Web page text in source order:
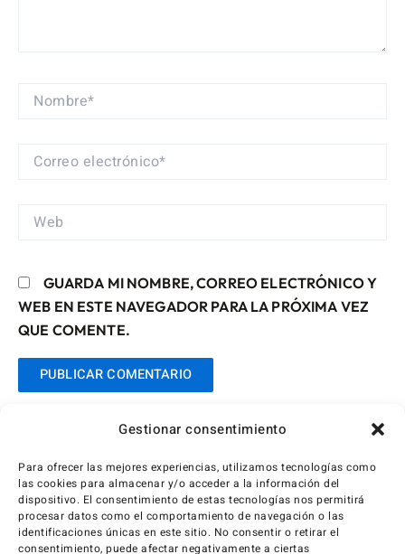
Gestionar consentimiento
Para ofrecer las mejores experiencias, utilizamos tecnologías como
las cookies para almacenar y/o acceder a la información del
dispositivo. El consentimiento de estas tecnologías nos permitirá
procesar datos como el comportamiento de navegación o las
identificaciones únicas en este sitio. No consentir o retirar el
consentimiento, puede afectar negativamente a ciertas
NOMBRE*
CORREO
WEB
GUARDA MI NOMBRE, CORREO ELECTRÓNICO Y
WEB EN ESTE NAVEGADOR PARA LA PRÓXIMA VEZ
QUE COMENTE.